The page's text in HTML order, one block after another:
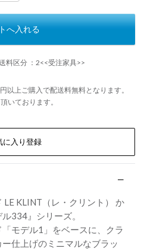
へ入れる
料区分 ：2<<受注家具>>
以上ご購入で配送料無料となります。
いております。
に入り登録
KLINT（レ・クリント） か
334』シリーズ。
モデル1」をベースに、クラ
仕上げのミニマルなブラッ